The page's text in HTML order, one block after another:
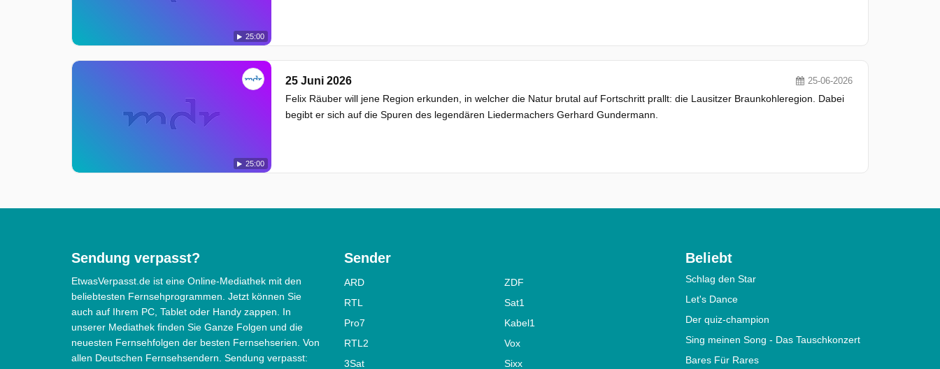
25:00
25:00
25 Juni 2026 25-06-2026
Felix Räuber will jene Region erkunden, in welcher die Natur brutal auf Fortschritt prallt: die Lausitzer Braunkohleregion. Dabei
begibt er sich auf die Spuren des legendären Liedermachers Gerhard Gundermann.
Sendung verpasst?
EtwasVerpasst.de ist eine Online-Mediathek mit den
beliebtesten Fernsehprogrammen. Jetzt können Sie
auch auf Ihrem PC, Tablet oder Handy zappen. In
unserer Mediathek finden Sie Ganze Folgen und die
neuesten Fernsehfolgen der besten Fernsehserien. Von
allen Deutschen Fernsehsendern. Sendung verpasst:
Sender
ARD
ZDF
RTL
Sat1
Pro7
Kabel1
RTL2
Vox
3Sat
Sixx
Beliebt
Schlag den Star
Let's Dance
Der quiz-champion
Sing meinen Song - Das Tauschkonzert
Bares Für Rares